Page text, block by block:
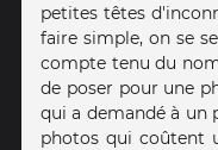
petites têtes
faire simple, on se
compte tenu du
de poser pour une
qui a demandé à un
photos qui coûtent